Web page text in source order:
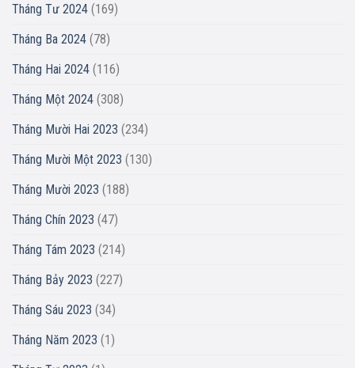
Tháng Tư 2024 (169)
Tháng Ba 2024 (78)
Tháng Hai 2024 (116)
Tháng Một 2024 (308)
Tháng Mười Hai 2023 (234)
Tháng Mười Một 2023 (130)
Tháng Mười 2023 (188)
Tháng Chín 2023 (47)
Tháng Tám 2023 (214)
Tháng Bảy 2023 (227)
Tháng Sáu 2023 (34)
Tháng Năm 2023 (1)